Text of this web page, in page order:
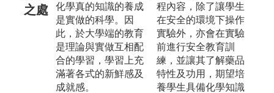
之處
化學真的知識的養成
是實做的科學。因
此，於大學端的教育
是理論與實做互相配
合的學習，學習上充
滿著各式的新鮮感及
成就感。
程內容，除了讓學生
在安全的環境下操作
實驗外，亦會在實驗
前進行安全教育訓
練，並讓其了解藥品
特性及功用，期望培
養學生具備化學知識